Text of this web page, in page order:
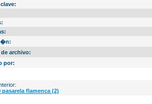
archivo:
por:
pasarela flamenca (2)